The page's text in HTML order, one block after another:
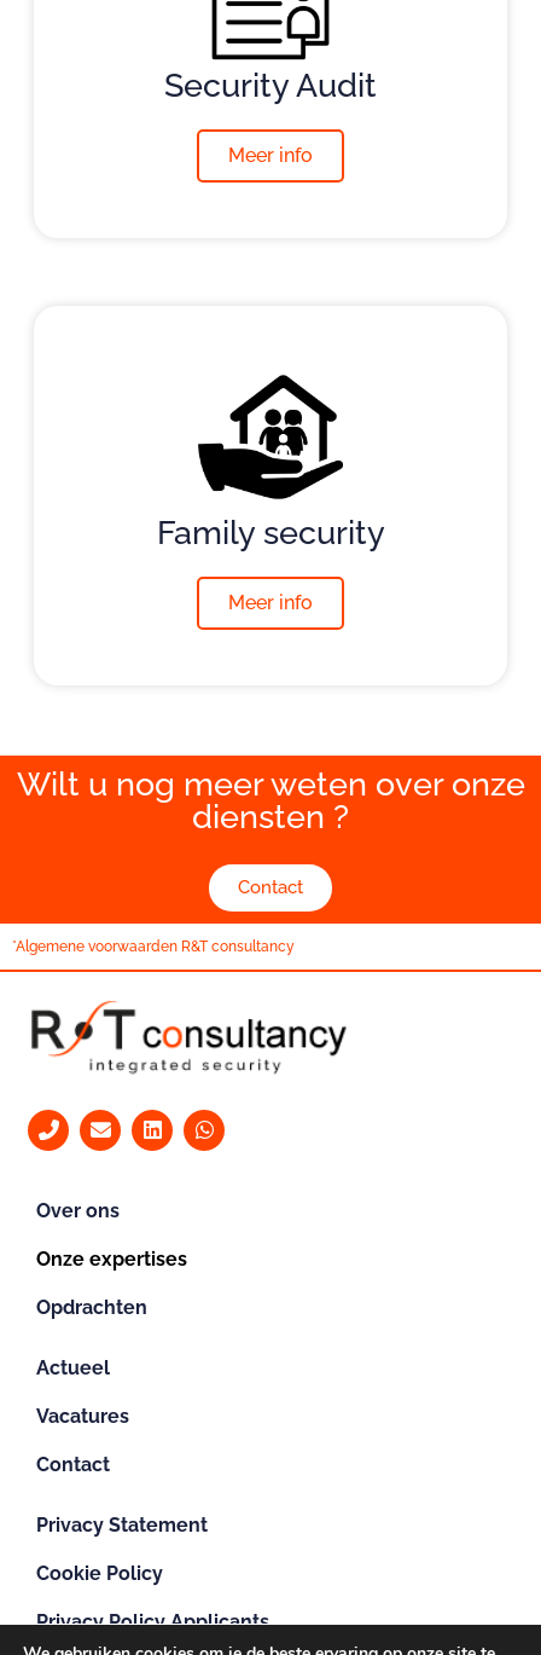
Security Audit
Meer info
Family security
Meer info
Wilt u nog meer weten over onze
diensten ?
Contact
*Algemene voorwaarden R&T consultancy
Over ons
Onze expertises
Opdrachten
Actueel
Vacatures
Contact
Privacy Statement
Cookie Policy
Privacy Policy Applicants